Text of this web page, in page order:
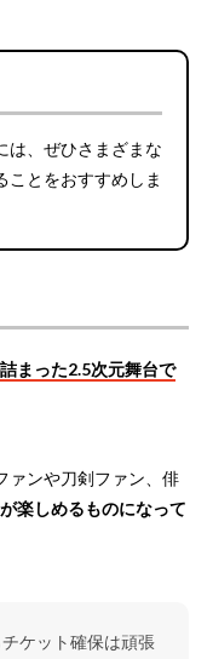
は、ぜひさまざまな
ことをおすすめしま
まった2.5次元舞台で
ァンや刀剣ファン、俳
楽しめるものになって
ケット確保は頑張